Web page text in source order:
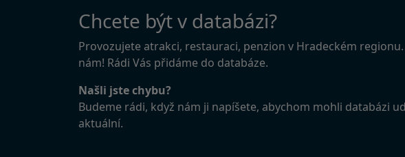
Chcete být v databázi?
Provozujete atrakci, restauraci, penzion v Hradeckém
nám! Rádi Vás přidáme do databáze.
Našli jste chybu?
Budeme rádi, když nám ji napíšete, abychom mohli databázi
aktuální.